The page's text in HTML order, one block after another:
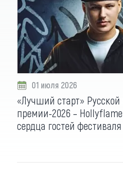
01 июля 2026
«Лучший старт»
премии-2026 –
сердца гостей